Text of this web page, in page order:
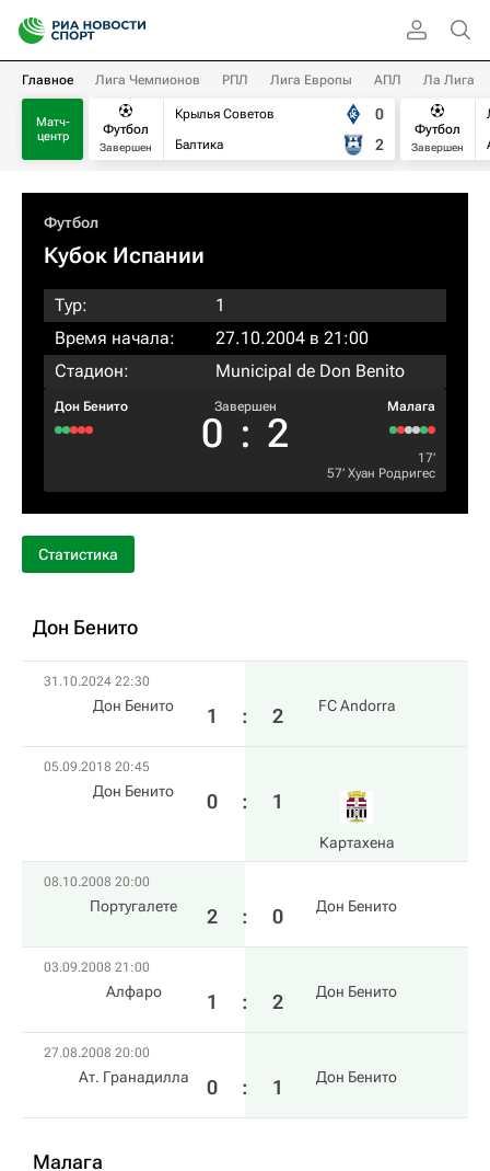
Главное Лига Чемпионов РПЛ Лига Европы АПЛ Ла Лига
Матч-
центр
Футбол
Завершен
Крылья Советов
Балтика
0
2
Футбол
Завершен
Футбол
Кубок Испании
Тур:
1
Время начала:
27.10.2004 в 21:00
Стадион:
Municipal de Don Benito
Дон Бенито Завершен
0 : 2
Малага
17‎’‎
57‎’‎ Хуан Родригес
Статистика
Дон Бенито
31.10.2024 22:30
Дон Бенито 1 : 2 FC Andorra
05.09.2018 20:45
Дон Бенито 0 : 1
Картахена
08.10.2008 20:00
Португалете 2 : 0 Дон Бенито
03.09.2008 21:00
Алфаро 1 : 2 Дон Бенито
27.08.2008 20:00
Ат. Гранадилла 0 : 1 Дон Бенито
Малага